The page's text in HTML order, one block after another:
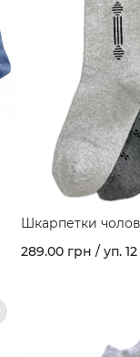
Шкарпетки
289.00 грн / уп.